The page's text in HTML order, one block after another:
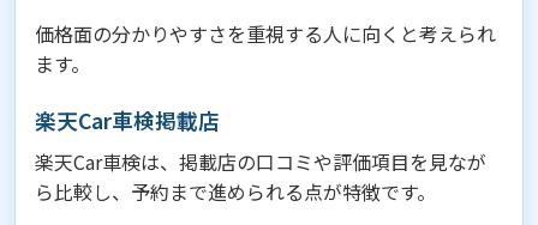
価格面の分かりやすさを重視する人に向くと考えられ
ます。
楽天Car車検掲載店
楽天Car車検は、掲載店の口コミや評価項目を見なが
ら比較し、予約まで進められる点が特徴です。